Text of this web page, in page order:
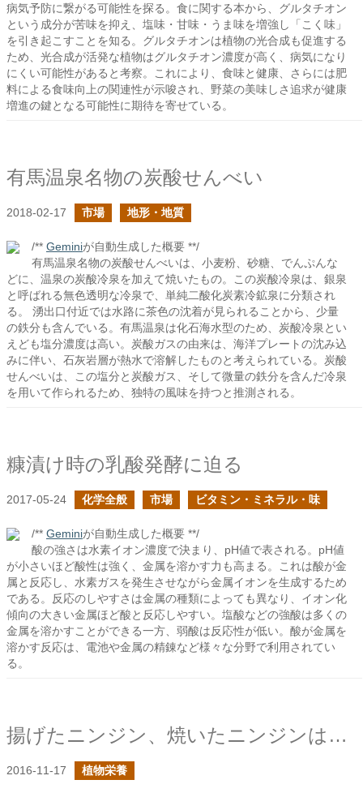
病気予防に繋がる可能性を探る。食に関する本から、グルタチオン
という成分が苦味を抑え、塩味・甘味・うま味を増強し「こく味」
を引き起こすことを知る。グルタチオンは植物の光合成も促進する
ため、光合成が活発な植物はグルタチオン濃度が高く、病気になり
にくい可能性があると考察。これにより、食味と健康、さらには肥
料による食味向上の関連性が示唆され、野菜の美味しさ追求が健康
増進の鍵となる可能性に期待を寄せている。
有馬温泉名物の炭酸せんべい
2018-02-17 市場 地形・地質
/** Geminiが自動生成した概要 **/
有馬温泉名物の炭酸せんべいは、小麦粉、砂糖、でんぷんな
どに、温泉の炭酸冷泉を加えて焼いたもの。この炭酸冷泉は、銀泉
と呼ばれる無色透明な冷泉で、単純二酸化炭素冷鉱泉に分類され
る。 湧出口付近では水路に茶色の沈着が見られることから、少量
の鉄分も含んでいる。有馬温泉は化石海水型のため、炭酸冷泉とい
えども塩分濃度は高い。炭酸ガスの由来は、海洋プレートの沈み込
みに伴い、石灰岩層が熱水で溶解したものと考えられている。炭酸
せんべいは、この塩分と炭酸ガス、そして微量の鉄分を含んだ冷泉
を用いて作られるため、独特の風味を持つと推測される。
糠漬け時の乳酸発酵に迫る
2017-05-24 化学全般 市場 ビタミン・ミネラル・味
/** Geminiが自動生成した概要 **/
酸の強さは水素イオン濃度で決まり、pH値で表される。pH値
が小さいほど酸性は強く、金属を溶かす力も高まる。これは酸が金
属と反応し、水素ガスを発生させながら金属イオンを生成するため
である。反応のしやすさは金属の種類によっても異なり、イオン化
傾向の大きい金属ほど酸と反応しやすい。塩酸などの強酸は多くの
金属を溶かすことができる一方、弱酸は反応性が低い。酸が金属を
溶かす反応は、電池や金属の精錬など様々な分野で利用されてい
る。
揚げたニンジン、焼いたニンジンはなぜこんなにも甘いのだろう？
2016-11-17 植物栄養